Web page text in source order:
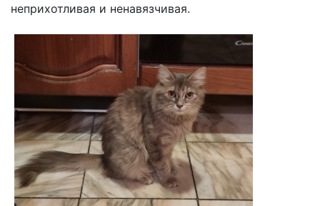
неприхотливая и ненавязчивая.